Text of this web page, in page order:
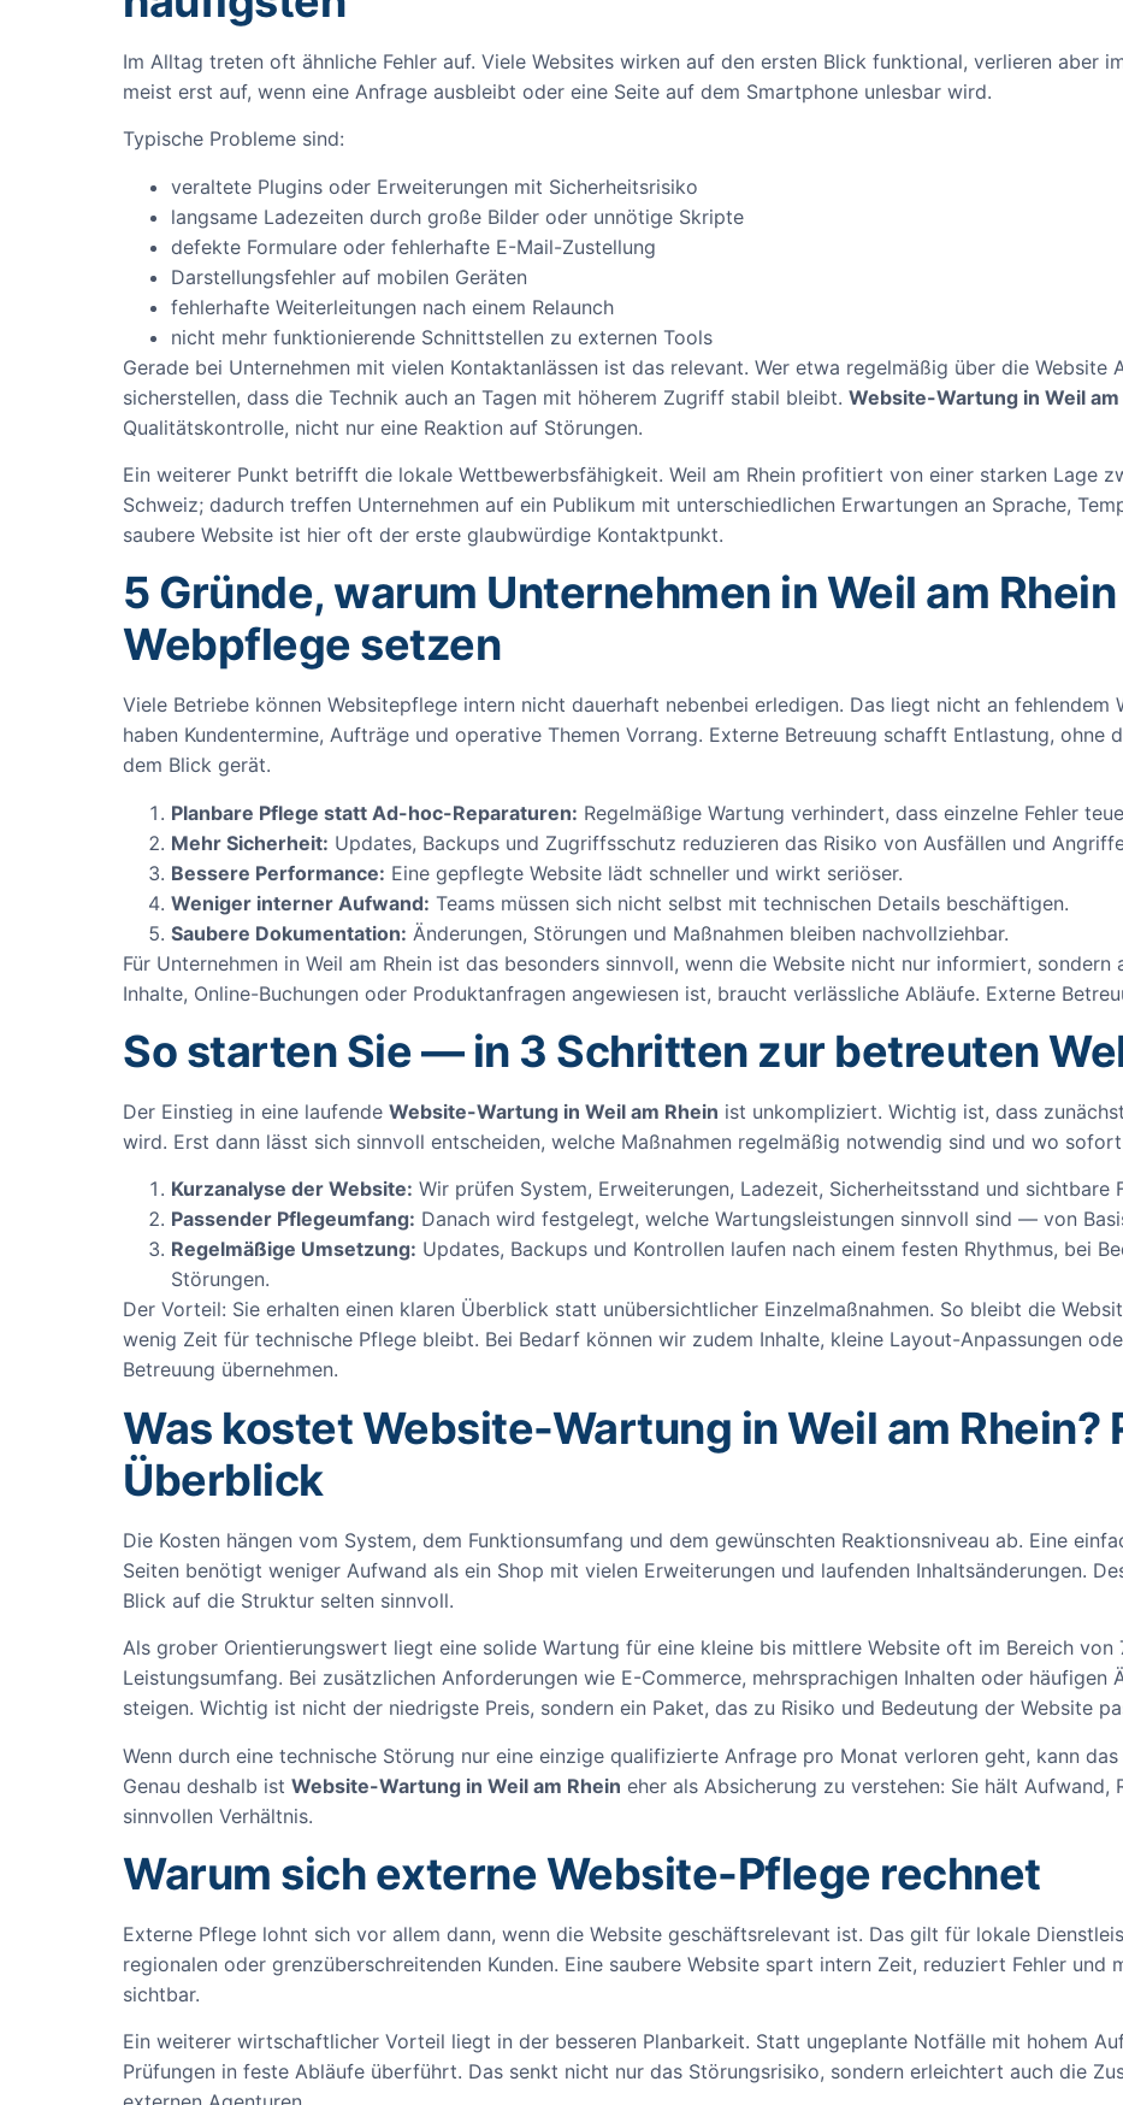
Im Alltag treten oft ähnliche Fehler auf. Viele Websites wirken auf den ersten Blick funktional, verlieren aber
meist erst auf, wenn eine Anfrage ausbleibt oder eine Seite auf dem Smartphone unlesbar wird.
Typische Probleme sind:
veraltete Plugins oder Erweiterungen mit Sicherheitsrisiko
langsame Ladezeiten durch große Bilder oder unnötige Skripte
defekte Formulare oder fehlerhafte E-Mail-Zustellung
Darstellungsfehler auf mobilen Geräten
fehlerhafte Weiterleitungen nach einem Relaunch
nicht mehr funktionierende Schnittstellen zu externen Tools
Gerade bei Unternehmen mit vielen Kontaktanlässen ist das relevant. Wer etwa regelmäßig über die Website
sicherstellen, dass die Technik auch an Tagen mit höherem Zugriff stabil bleibt. Website-Wartung in Weil am
Qualitätskontrolle, nicht nur eine Reaktion auf Störungen.
Ein weiterer Punkt betrifft die lokale Wettbewerbsfähigkeit. Weil am Rhein profitiert von einer starken Lage
Schweiz; dadurch treffen Unternehmen auf ein Publikum mit unterschiedlichen Erwartungen an Sprache,
saubere Website ist hier oft der erste glaubwürdige Kontaktpunkt.
5 Gründe, warum Unternehmen in Weil am
Webpflege setzen
Viele Betriebe können Websitepflege intern nicht dauerhaft nebenbei erledigen. Das liegt nicht an fehlendem
haben Kundentermine, Aufträge und operative Themen Vorrang. Externe Betreuung schafft Entlastung, ohne
dem Blick gerät.
Planbare Pflege statt Ad-hoc-Reparaturen: Regelmäßige Wartung verhindert, dass einzelne Fehler
Mehr Sicherheit: Updates, Backups und Zugriffsschutz reduzieren das Risiko von Ausfällen und
Bessere Performance: Eine gepflegte Website lädt schneller und wirkt seriöser.
Weniger interner Aufwand: Teams müssen sich nicht selbst mit technischen Details beschäftigen.
Saubere Dokumentation: Änderungen, Störungen und Maßnahmen bleiben nachvollziehbar.
Für Unternehmen in Weil am Rhein ist das besonders sinnvoll, wenn die Website nicht nur informiert,
Inhalte, Online-Buchungen oder Produktanfragen angewiesen ist, braucht verlässliche Abläufe. Externe
So starten Sie — in 3 Schritten zur betreuten
Der Einstieg in eine laufende Website-Wartung in Weil am Rhein ist unkompliziert. Wichtig ist, dass
wird. Erst dann lässt sich sinnvoll entscheiden, welche Maßnahmen regelmäßig notwendig sind und wo
Kurzanalyse der Website: Wir prüfen System, Erweiterungen, Ladezeit, Sicherheitsstand und sichtbare
Passender Pflegeumfang: Danach wird festgelegt, welche Wartungsleistungen sinnvoll sind — von
Regelmäßige Umsetzung: Updates, Backups und Kontrollen laufen nach einem festen Rhythmus, bei
Störungen.
Der Vorteil: Sie erhalten einen klaren Überblick statt unübersichtlicher Einzelmaßnahmen. So bleibt die
wenig Zeit für technische Pflege bleibt. Bei Bedarf können wir zudem Inhalte, kleine Layout-Anpassungen
Betreuung übernehmen.
Was kostet Website-Wartung in Weil am Rhein?
Überblick
Die Kosten hängen vom System, dem Funktionsumfang und dem gewünschten Reaktionsniveau ab. Eine
Seiten benötigt weniger Aufwand als ein Shop mit vielen Erweiterungen und laufenden Inhaltsänderungen.
Blick auf die Struktur selten sinnvoll.
Als grober Orientierungswert liegt eine solide Wartung für eine kleine bis mittlere Website oft im Bereich
Leistungsumfang. Bei zusätzlichen Anforderungen wie E-Commerce, mehrsprachigen Inhalten oder häufigen
steigen. Wichtig ist nicht der niedrigste Preis, sondern ein Paket, das zu Risiko und Bedeutung der Website
Wenn durch eine technische Störung nur eine einzige qualifizierte Anfrage pro Monat verloren geht, kann
Genau deshalb ist Website-Wartung in Weil am Rhein eher als Absicherung zu verstehen: Sie hält Aufwand,
sinnvollen Verhältnis.
Warum sich externe Website-Pflege rechnet
Externe Pflege lohnt sich vor allem dann, wenn die Website geschäftsrelevant ist. Das gilt für lokale
regionalen oder grenzüberschreitenden Kunden. Eine saubere Website spart intern Zeit, reduziert Fehler und
sichtbar.
Ein weiterer wirtschaftlicher Vorteil liegt in der besseren Planbarkeit. Statt ungeplante Notfälle mit hohem
Prüfungen in feste Abläufe überführt. Das senkt nicht nur das Störungsrisiko, sondern erleichtert auch die